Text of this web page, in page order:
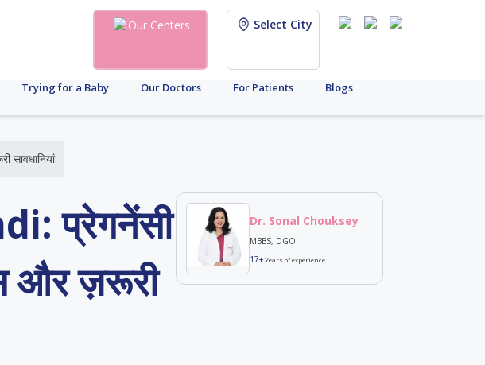
Our Centers Select City
Trying for a Baby Our Doctors For Patients Blogs
सावधानियां
प्रेगनेंसी
और ज़रूरी
Dr. Sonal Chouksey
MBBS, DGO
17+Years of experience